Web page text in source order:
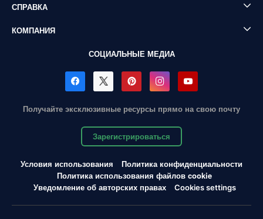
СПРАВКА
КОМПАНИЯ
СОЦИАЛЬНЫЕ МЕДИА
Получайте эксклюзивные ресурсы прямо на свою почту
Зарегистрироваться
Условия использования
Политика конфиденциальности
Политика использования файлов cookie
Уведомление об авторских правах
Cookies settings